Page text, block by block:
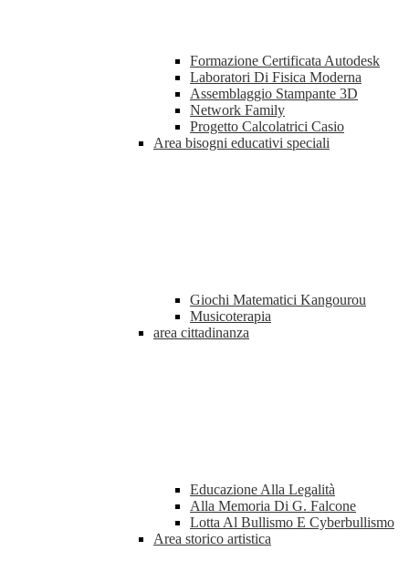
Formazione Certificata Autodesk
Laboratori Di Fisica Moderna
Assemblaggio Stampante 3D
Network Family
Progetto Calcolatrici Casio
Area bisogni educativi speciali
Giochi Matematici Kangourou
Musicoterapia
area cittadinanza
Educazione Alla Legalità
Alla Memoria Di G. Falcone
Lotta Al Bullismo E Cyberbullismo
Area storico artistica